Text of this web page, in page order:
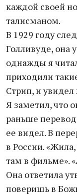
каждой своей
талисманом.
В 1929 году
Голливуде, она
однажды я
приходили
Стрип, и
Я заметил, что
раньше
ее видел. В
в России.
там в фильме».
Она ответила
поверишь в